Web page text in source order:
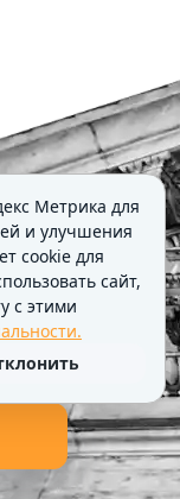
Метрика для
и улучшения
cookie для
сайт,
с этими